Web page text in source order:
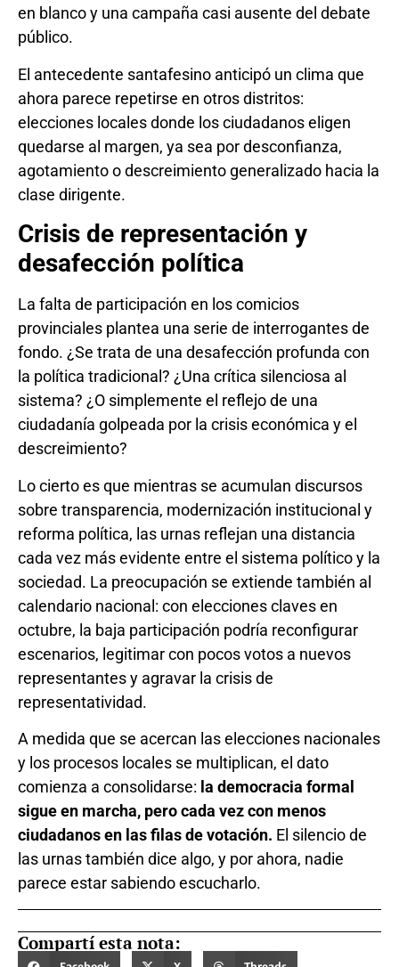
en blanco y una campaña casi ausente del debate
público.
El antecedente santafesino anticipó un clima que
ahora parece repetirse en otros distritos:
elecciones locales donde los ciudadanos eligen
quedarse al margen, ya sea por desconfianza,
agotamiento o descreimiento generalizado hacia la
clase dirigente.
Crisis de representación y
desafección política
La falta de participación en los comicios
provinciales plantea una serie de interrogantes de
fondo. ¿Se trata de una desafección profunda con
la política tradicional? ¿Una crítica silenciosa al
sistema? ¿O simplemente el reflejo de una
ciudadanía golpeada por la crisis económica y el
descreimiento?
Lo cierto es que mientras se acumulan discursos
sobre transparencia, modernización institucional y
reforma política, las urnas reflejan una distancia
cada vez más evidente entre el sistema político y la
sociedad. La preocupación se extiende también al
calendario nacional: con elecciones claves en
octubre, la baja participación podría reconfigurar
escenarios, legitimar con pocos votos a nuevos
representantes y agravar la crisis de
representatividad.
A medida que se acercan las elecciones nacionales
y los procesos locales se multiplican, el dato
comienza a consolidarse: la democracia formal
sigue en marcha, pero cada vez con menos
ciudadanos en las filas de votación. El silencio de
las urnas también dice algo, y por ahora, nadie
parece estar sabiendo escucharlo.
Compartí esta nota: